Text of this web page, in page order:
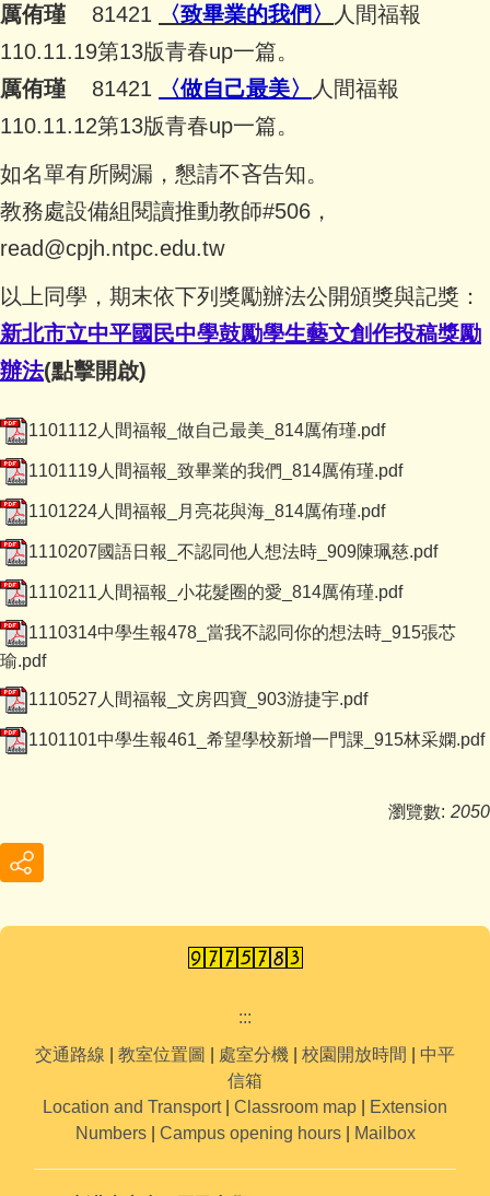
厲侑瑾
81421 〈致畢業的我們〉
人間福報
110.11.19第13版青春up一篇。
厲侑瑾
81421 〈做自己最美〉
人間福報
110.11.12第13版青春up一篇。
如名單有所闕漏，懇請不吝告知。
教務處設備組閱讀推動教師#506，
read@cpjh.ntpc.edu.tw
以上同學，期末依下列獎勵辦法公開頒獎與記獎：
新北市立中平國民中學鼓勵學生藝文創作投稿獎勵
辦法(點擊開啟)
1101112人間福報_做自己最美_814厲侑瑾.pdf
1101119人間福報_致畢業的我們_814厲侑瑾.pdf
1101224人間福報_月亮花與海_814厲侑瑾.pdf
1110207國語日報_不認同他人想法時_909陳珮慈.pdf
1110211人間福報_小花髮圈的愛_814厲侑瑾.pdf
1110314中學生報478_當我不認同你的想法時_915張芯
瑜.pdf
1110527人間福報_文房四寶_903游捷宇.pdf
1101101中學生報461_希望學校新增一門課_915林采嫻.pdf
瀏覽數: 2050
:::
交通路線
教室位置圖 處室分機 校園開放時間
中平
信箱
Location and Transport| Classroom map
Extension
Numbers| Campus opening hours| Mailbox